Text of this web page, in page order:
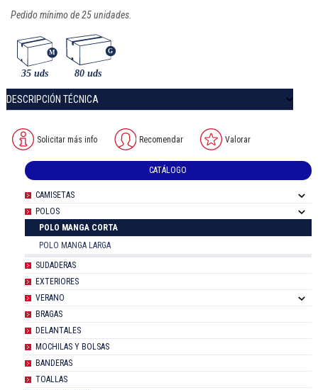
Pedido mínimo de 25 unidades.
DESCRIPCIÓN TÉCNICA
Solicitar más info Recomendar Valorar
CATÁLOGO
CAMISETAS
POLOS
POLO MANGA CORTA
POLO MANGA LARGA
SUDADERAS
EXTERIORES
VERANO
BRAGAS
DELANTALES
MOCHILAS Y BOLSAS
BANDERAS
TOALLAS